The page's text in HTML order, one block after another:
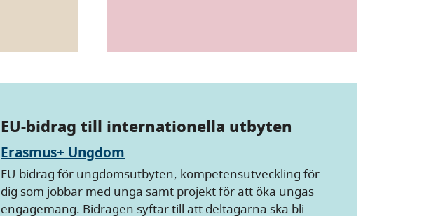
EU-bidrag till internationella utbyten
Erasmus+ Ungdom
EU-bidrag för ungdomsutbyten, kompetensutveckling för
dig som jobbar med unga samt projekt för att öka ungas
engagemang. Bidragen syftar till att deltagarna ska bli